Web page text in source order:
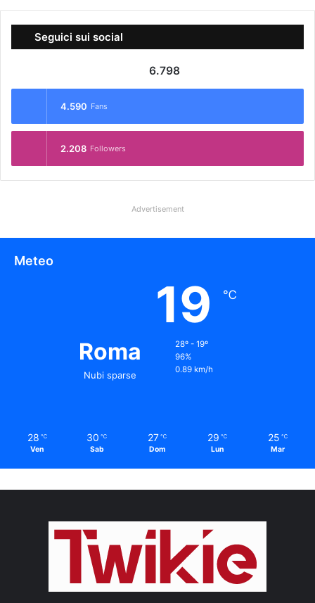
Seguici sui social
6.798
4.590 Fans
2.208 Followers
Advertisement
Meteo
Roma
Nubi sparse
19 ℃
28º - 19º
96%
0.89 km/h
28 ℃
Ven
30 ℃
Sab
27 ℃
Dom
29 ℃
Lun
25 ℃
Mar